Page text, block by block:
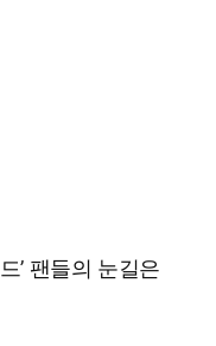
’ 팬들의 눈길은